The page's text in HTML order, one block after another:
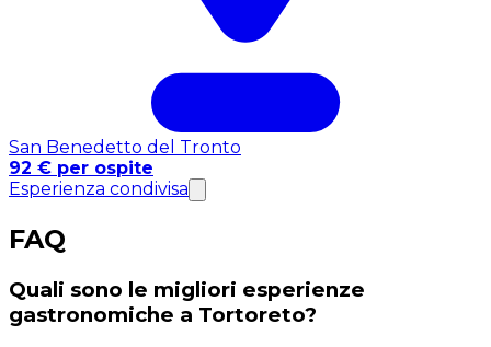
San Benedetto del Tronto
92 € per ospite
Esperienza condivisa
FAQ
Quali sono le migliori esperienze
gastronomiche a Tortoreto?